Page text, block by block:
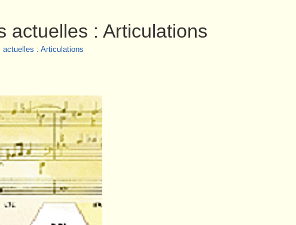
actuelles : Articulations
actuelles : Articulations